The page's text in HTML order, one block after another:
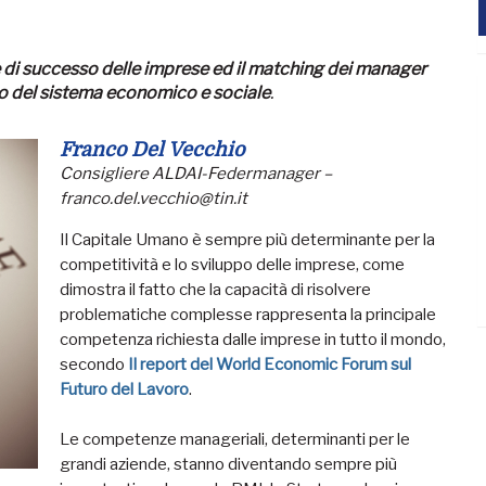
successo delle imprese ed il matching dei manager
del sistema economico e sociale.
Franco Del Vecchio
Consigliere ALDAI-Federmanager –
franco.del.vecchio@tin.it
Il Capitale Umano è sempre più determinante per la
competitività e lo sviluppo delle imprese, come
dimostra il fatto che la capacità di risolvere
problematiche complesse rappresenta la principale
competenza richiesta dalle imprese in tutto il mondo,
secondo Il report del World Economic Forum sul
Futuro del Lavoro.
Le competenze manageriali, determinanti per le
grandi aziende, stanno diventando sempre più